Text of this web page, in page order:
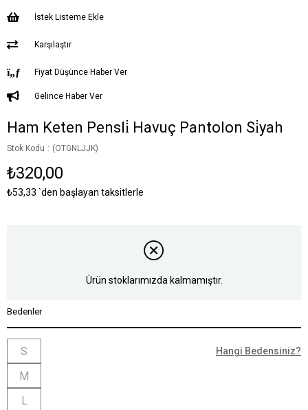
İstek Listeme Ekle
Karşılaştır
Fiyat Düşünce Haber Ver
Gelince Haber Ver
Ham Keten Pensli̇ Havuç Pantolon Si̇yah
Stok Kodu (OTGNLJJK)
₺320,00
₺53,33 `den başlayan taksitlerle
Ürün stoklarımızda kalmamıştır.
Bedenler
S
M
L
Hangi Bedensiniz?